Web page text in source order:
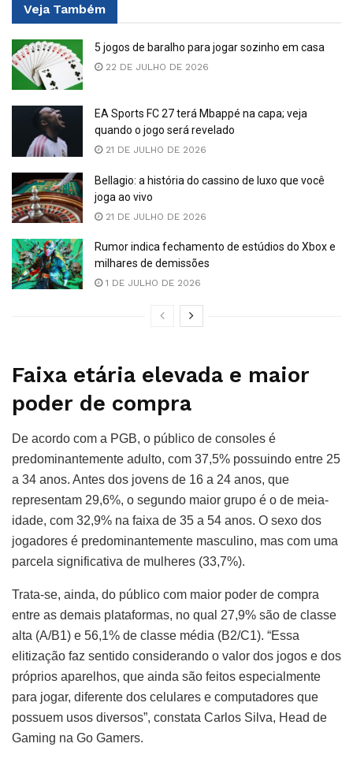
Veja Também
5 jogos de baralho para jogar sozinho em casa
22 DE JULHO DE 2026
EA Sports FC 27 terá Mbappé na capa; veja
quando o jogo será revelado
21 DE JULHO DE 2026
Bellagio: a história do cassino de luxo que você
joga ao vivo
21 DE JULHO DE 2026
Rumor indica fechamento de estúdios do Xbox e
milhares de demissões
1 DE JULHO DE 2026
Faixa etária elevada e maior
poder de compra
De acordo com a PGB, o público de consoles é
predominantemente adulto, com 37,5% possuindo entre 25
a 34 anos. Antes dos jovens de 16 a 24 anos, que
representam 29,6%, o segundo maior grupo é o de meia-
idade, com 32,9% na faixa de 35 a 54 anos. O sexo dos
jogadores é predominantemente masculino, mas com uma
parcela significativa de mulheres (33,7%).
Trata-se, ainda, do público com maior poder de compra
entre as demais plataformas, no qual 27,9% são de classe
alta (A/B1) e 56,1% de classe média (B2/C1). “Essa
elitização faz sentido considerando o valor dos jogos e dos
próprios aparelhos, que ainda são feitos especialmente
para jogar, diferente dos celulares e computadores que
possuem usos diversos”, constata Carlos Silva, Head de
Gaming na Go Gamers.